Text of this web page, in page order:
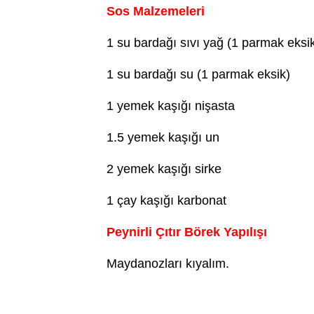
Sos Malzemeleri
1 su bardağı sıvı yağ (1 parmak
1 su bardağı su (1 parmak eksik)
1 yemek kaşığı nişasta
1.5 yemek kaşığı un
2 yemek kaşığı sirke
1 çay kaşığı karbonat
Peynirli Çıtır Börek Yapılışı
Maydanozları kıyalım.